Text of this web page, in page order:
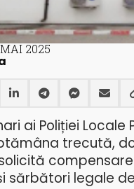
2025
ai Poliției
trecută,
sărbători legale